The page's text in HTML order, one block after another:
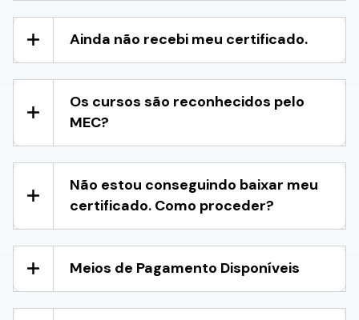
Ainda não recebi meu certificado.
Os cursos são reconhecidos pelo
MEC?
Não estou conseguindo baixar meu
certificado. Como proceder?
Meios de Pagamento Disponíveis